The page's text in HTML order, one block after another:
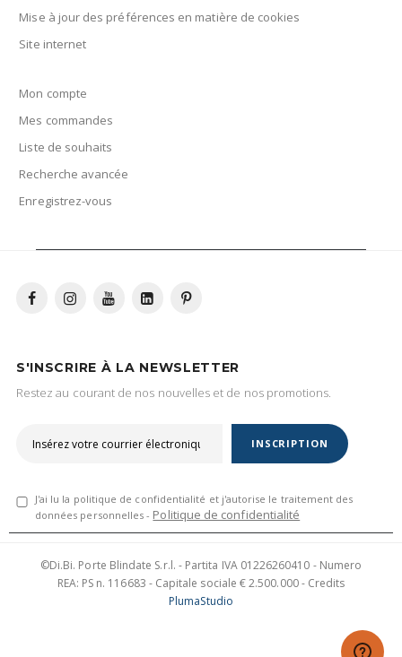
Mise à jour des préférences en matière de cookies
Site internet
Mon compte
Mes commandes
Liste de souhaits
Recherche avancée
Enregistrez-vous
S'INSCRIRE À LA NEWSLETTER
Restez au courant de nos nouvelles et de nos promotions.
J'ai lu la politique de confidentialité et j'autorise le traitement des
données personnelles - Politique de confidentialité
INSCRIPTION
©Di.Bi. Porte Blindate S.r.l. - Partita IVA 01226260410 - Numero
REA: PS n. 116683 - Capitale sociale € 2.500.000 - Credits
PlumaStudio